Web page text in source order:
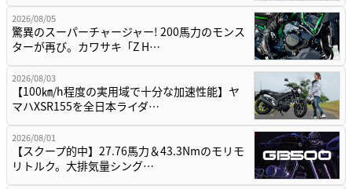
2026/08/05
驚異のスーパーチャージャー! 200馬力のモンス
ターが再び。カワサキ「Z H…
2026/08/03
【100㎞/h程度の実用域で十分な加速性能】ヤ
マハXSR155を全日本ライダ…
2026/08/01
【スクープ的中】27.76馬力＆43.3Nmのモリモ
リトルク。大排気量シング…